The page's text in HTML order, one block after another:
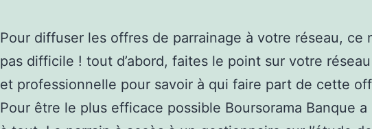
Pour diffuser les offres de parrainage à votre réseau, ce
pas difficile ! tout d’abord, faites le point sur votre réseau
et professionnelle pour savoir à qui faire part de cette
Pour être le plus efficace possible Boursorama Banque a